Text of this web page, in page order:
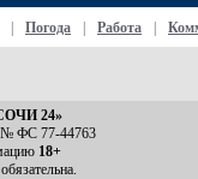
Погода Работа
24»
ФС 77-44763
18+